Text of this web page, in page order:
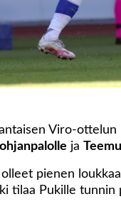
Viro-
ja
pienen
tilaa Pukille tunnin